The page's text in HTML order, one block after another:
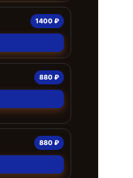
1400 ₽
880 ₽
880 ₽